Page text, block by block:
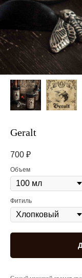
Geralt
700 ₽
Объем
Фитиль